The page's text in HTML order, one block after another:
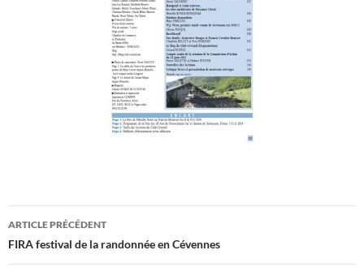
Navigation
des
ARTICLE PRÉCÉDENT
FIRA festival de la randonnée en Cévennes